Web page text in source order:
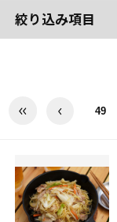
絞り込み項目
49